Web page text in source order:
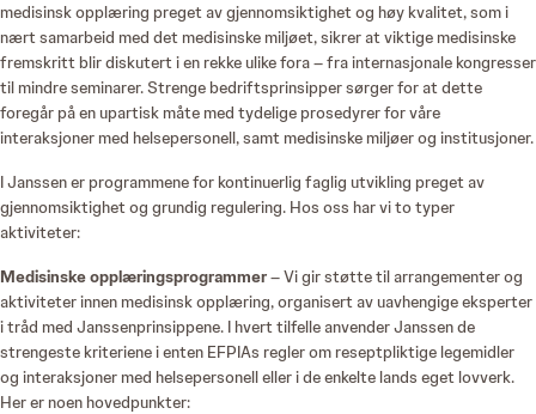
medisinsk opplæring preget av gjennomsiktighet og høy kvalitet, som i
nært samarbeid med det medisinske miljøet, sikrer at viktige medisinske
fremskritt blir diskutert i en rekke ulike fora – fra internasjonale kongresser
til mindre seminarer. Strenge bedriftsprinsipper sørger for at dette
foregår på en upartisk måte med tydelige prosedyrer for våre
interaksjoner med helsepersonell, samt medisinske miljøer og institusjoner.
I Janssen er programmene for kontinuerlig faglig utvikling preget av
gjennomsiktighet og grundig regulering. Hos oss har vi to typer
aktiviteter:
Medisinske opplæringsprogrammer– Vi gir støtte til arrangementer og
aktiviteter innen medisinsk opplæring, organisert av uavhengige eksperter
i tråd med Janssenprinsippene. I hvert tilfelle anvender Janssen de
strengeste kriteriene i enten EFPIAs regler om reseptpliktige legemidler
og interaksjoner med helsepersonell eller i de enkelte lands eget lovverk.
Her er noen hovedpunkter: